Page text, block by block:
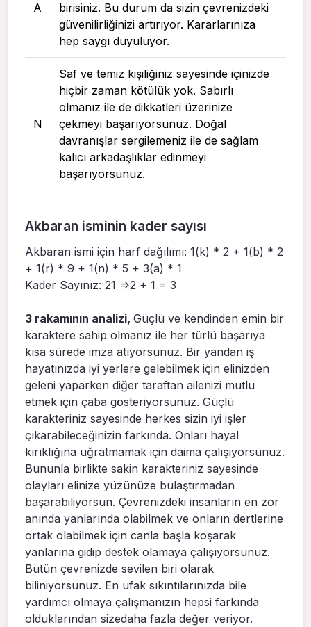
A
birisiniz. Bu durum da sizin çevrenizdeki
güvenilirliğinizi artırıyor. Kararlarınıza
hep saygı duyuluyor.
N
Saf ve temiz kişiliğiniz sayesinde içinizde
hiçbir zaman kötülük yok. Sabırlı
olmanız ile de dikkatleri üzerinize
çekmeyi başarıyorsunuz. Doğal
davranışlar sergilemeniz ile de sağlam
kalıcı arkadaşlıklar edinmeyi
başarıyorsunuz.
Akbaran isminin kader sayısı
Akbaran ismi için harf dağılımı: 1(k) * 2 + 1(b) * 2
+ 1(r) * 9 + 1(n) * 5 + 3(a) * 1
Kader Sayınız: 21 =>2 + 1 = 3
3 rakamının analizi, Güçlü ve kendinden emin bir
karaktere sahip olmanız ile her türlü başarıya
kısa sürede imza atıyorsunuz. Bir yandan iş
hayatınızda iyi yerlere gelebilmek için elinizden
geleni yaparken diğer taraftan ailenizi mutlu
etmek için çaba gösteriyorsunuz. Güçlü
karakteriniz sayesinde herkes sizin iyi işler
çıkarabileceğinizin farkında. Onları hayal
kırıklığına uğratmamak için daima çalışıyorsunuz.
Bununla birlikte sakin karakteriniz sayesinde
olayları elinize yüzünüze bulaştırmadan
başarabiliyorsun. Çevrenizdeki insanların en zor
anında yanlarında olabilmek ve onların dertlerine
ortak olabilmek için canla başla koşarak
yanlarına gidip destek olamaya çalışıyorsunuz.
Bütün çevrenizde sevilen biri olarak
biliniyorsunuz. En ufak sıkıntılarınızda bile
yardımcı olmaya çalışmanızın hepsi farkında
olduklarından sizedaha fazla değer veriyor.